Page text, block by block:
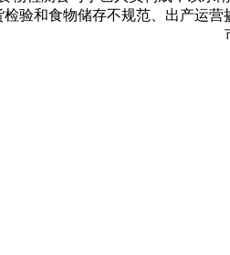
验和食物储存不规范、出产运